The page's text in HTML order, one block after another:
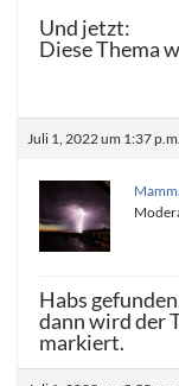
Und jetzt:
Diese Thema
Juli 1, 2022 um 1:37
Habs
dann wird der
markiert.